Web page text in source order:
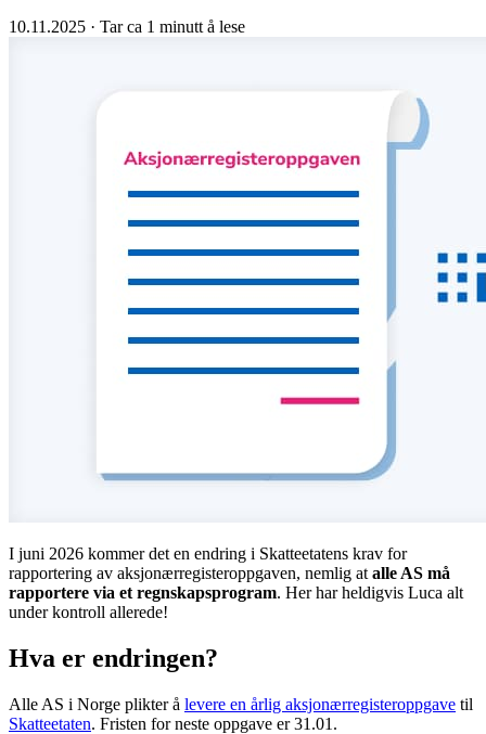
10.11.2025 · Tar ca 1 minutt å lese
I juni 2026 kommer det en endring i Skatteetatens krav for
rapportering av aksjonærregisteroppgaven, nemlig at alle AS må
rapportere via et regnskapsprogram. Her har heldigvis Luca alt
under kontroll allerede!
Hva er endringen?
Alle AS i Norge plikter å levere en årlig aksjonærregisteroppgave til
Skatteetaten. Fristen for neste oppgave er 31.01.